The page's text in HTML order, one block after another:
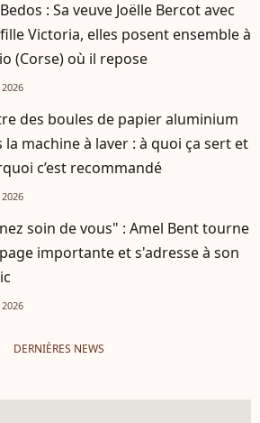
: Sa veuve Joëlle Bercot avec
Victoria, elles posent ensemble à
(Corse) où il repose
des boules de papier aluminium
la machine à laver : à quoi ça sert et
c’est recommandé
soin de vous" : Amel Bent tourne
importante et s'adresse à son
DERNIÈRES NEWS